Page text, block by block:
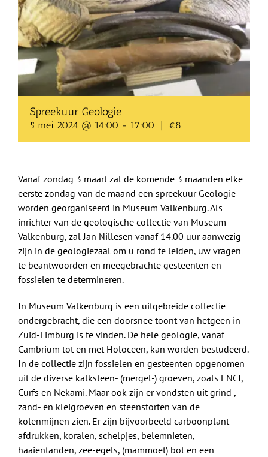
Shop
Over Ons
BEZOEK
Spreekuur Geologie
5 mei 2024 @ 14:00 - 17:00 €8
Vanaf zondag 3 maart zal de komende 3 maanden elke
eerste zondag van de maand een spreekuur Geologie
worden georganiseerd in Museum Valkenburg. Als
inrichter van de geologische collectie van Museum
Valkenburg, zal Jan Nillesen vanaf 14.00 uur aanwezig
zijn in de geologiezaal om u rond te leiden, uw vragen
te beantwoorden en meegebrachte gesteenten en
fossielen te determineren.
In Museum Valkenburg is een uitgebreide collectie
ondergebracht, die een doorsnee toont van hetgeen in
Zuid-Limburg is te vinden. De hele geologie, vanaf
Cambrium tot en met Holoceen, kan worden bestudeerd.
In de collectie zijn fossielen en gesteenten opgenomen
uit de diverse kalksteen- (mergel-) groeven, zoals ENCI,
Curfs en Nekami. Maar ook zijn er vondsten uit grind-,
zand- en kleigroeven en steenstorten van de
kolenmijnen zien. Er zijn bijvoorbeeld carboonplant
afdrukken, koralen, schelpjes, belemnieten,
haaientanden, zee-egels, (mammoet) bot en een